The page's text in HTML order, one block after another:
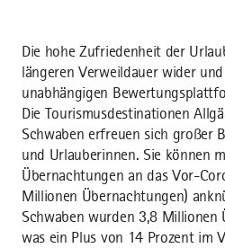
Die hohe Zufriedenheit der
längeren Verweildauer wider
unabhängigen
Die Tourismusdestinationen
Schwaben erfreuen sich großer
und Urlauberinnen. Sie können
Übernachtungen an das Vor-
Millionen Übernachtungen)
Schwaben wurden 3,8 Millionen
was ein Plus von 14 Prozent im